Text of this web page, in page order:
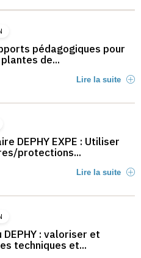
pédagogiques pour
de...
Lire la suite
DEPHY EXPE : Utiliser
protections...
Lire la suite
DEPHY : valoriser et
techniques et...